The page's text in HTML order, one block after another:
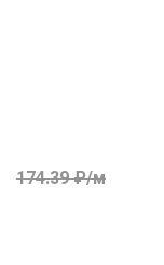
174.39 ₽/м